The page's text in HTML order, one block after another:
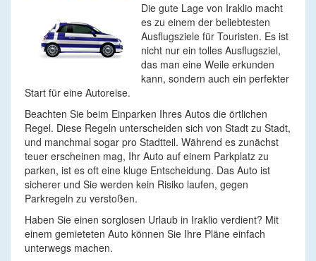
Die gute Lage von Iraklio macht
es zu einem der beliebtesten
Ausflugsziele für Touristen. Es ist
nicht nur ein tolles Ausflugsziel,
das man eine Weile erkunden
kann, sondern auch ein perfekter
Start für eine Autoreise.
Beachten Sie beim Einparken Ihres Autos die örtlichen
Regel. Diese Regeln unterscheiden sich von Stadt zu Stadt,
und manchmal sogar pro Stadtteil. Während es zunächst
teuer erscheinen mag, Ihr Auto auf einem Parkplatz zu
parken, ist es oft eine kluge Entscheidung. Das Auto ist
sicherer und Sie werden kein Risiko laufen, gegen
Parkregeln zu verstoßen.
Haben Sie einen sorglosen Urlaub in Iraklio verdient? Mit
einem gemieteten Auto können Sie Ihre Pläne einfach
unterwegs machen.